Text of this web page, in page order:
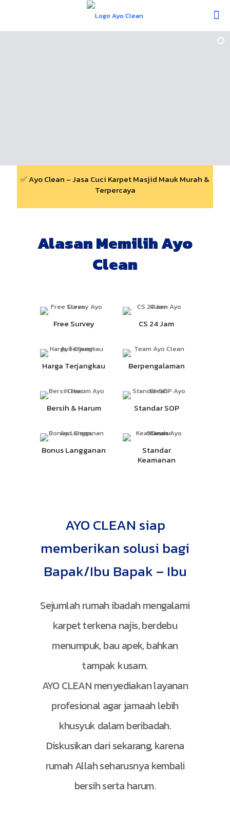
✅ Ayo Clean – Jasa Cuci Karpet Masjid Mauk Murah &
Terpercaya
Alasan Memilih Ayo
Clean
Free Survey CS 24 Jam
Harga Terjangkau Berpengalaman
Bersih & Harum Standar SOP
Bonus Langganan
Standar
Keamanan
AYO CLEAN siap
memberikan solusi bagi
Bapak/Ibu Bapak – Ibu
Sejumlah rumah ibadah mengalami
karpet terkena najis, berdebu
menumpuk, bau apek, bahkan
tampak kusam.
AYO CLEAN menyediakan layanan
profesional agar jamaah lebih
khusyuk dalam beribadah.
Diskusikan dari sekarang, karena
rumah Allah seharusnya kembali
bersih serta harum.